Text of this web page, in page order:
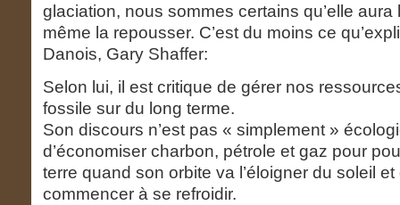
glaciation, nous sommes certains qu’elle
même la repousser. C’est du moins ce
Danois, Gary Shaffer:
Selon lui, il est critique de gérer nos
fossile sur du long terme.
Son discours n’est pas « simplement »
d’économiser charbon, pétrole et gaz pour
terre quand son orbite va l’éloigner du soleil et
commencer à se refroidir.